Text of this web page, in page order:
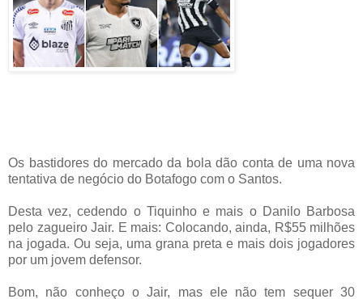
Os bastidores do mercado da bola dão conta de uma nova
tentativa de negócio do Botafogo com o Santos.
Desta vez, cedendo o Tiquinho e mais o Danilo Barbosa
pelo zagueiro Jair. E mais: Colocando, ainda, R$55 milhões
na jogada. Ou seja, uma grana preta e mais dois jogadores
por um jovem defensor.
Bom, não conheço o Jair, mas ele não tem sequer 30